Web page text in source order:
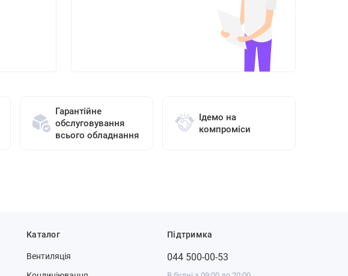
Гарантійне
обслуговування
всього обладнання
Ідемо на
компроміси
Каталог
Вентиляція
Підтримка
044 500-00-53